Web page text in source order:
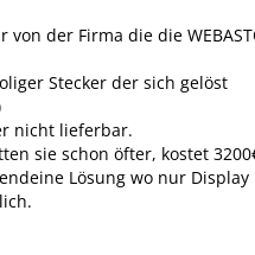
der Firma die die
Stecker der sich gelöst
nicht lieferbar.
sie schon öfter, kostet
Lösung wo nur Display